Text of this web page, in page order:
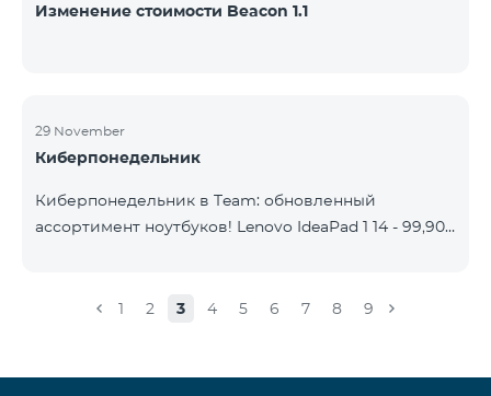
Изменение стоимости Beacon 1.1
29 November
Киберпонедельник
Киберпонедельник в Team: обновленный
ассортимент ноутбуков! Lenovo IdeaPad 1 14 - 99,900
от: 3,730 AMD ASUS B1502CV - 359,000 ֏ |
ASUS X1504V - 264,000 ֏ | Ежемесячный платеж от:
1 2 3 4 5 6 7 8 9